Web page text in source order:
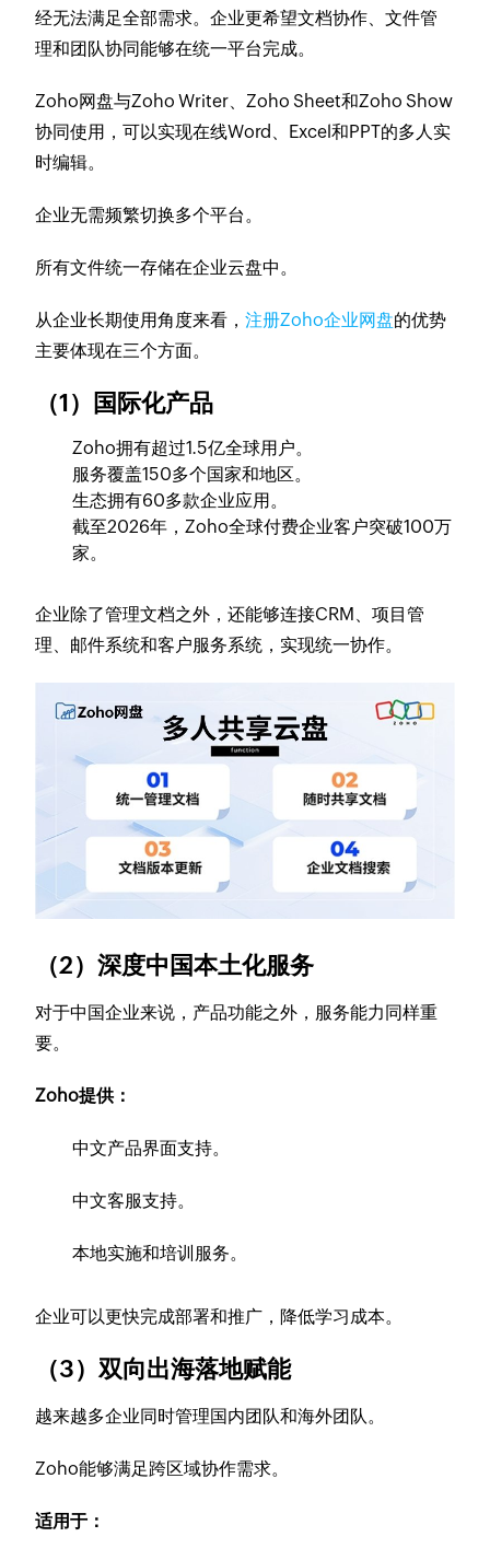
经无法满足全部需求。企业更希望文档协作、文件管
理和团队协同能够在统一平台完成。
Zoho网盘与Zoho Writer、Zoho Sheet和Zoho Show
协同使用，可以实现在线Word、Excel和PPT的多人实
时编辑。
企业无需频繁切换多个平台。
所有文件统一存储在企业云盘中。
从企业长期使用角度来看，注册Zoho企业网盘的优势
主要体现在三个方面。
（1）国际化产品
Zoho拥有超过1.5亿全球用户。
服务覆盖150多个国家和地区。
生态拥有60多款企业应用。
截至2026年，Zoho全球付费企业客户突破100万
家。
企业除了管理文档之外，还能够连接CRM、项目管
理、邮件系统和客户服务系统，实现统一协作。
（2）深度中国本土化服务
对于中国企业来说，产品功能之外，服务能力同样重
要。
Zoho提供：
中文产品界面支持。
中文客服支持。
本地实施和培训服务。
企业可以更快完成部署和推广，降低学习成本。
（3）双向出海落地赋能
越来越多企业同时管理国内团队和海外团队。
Zoho能够满足跨区域协作需求。
适用于：